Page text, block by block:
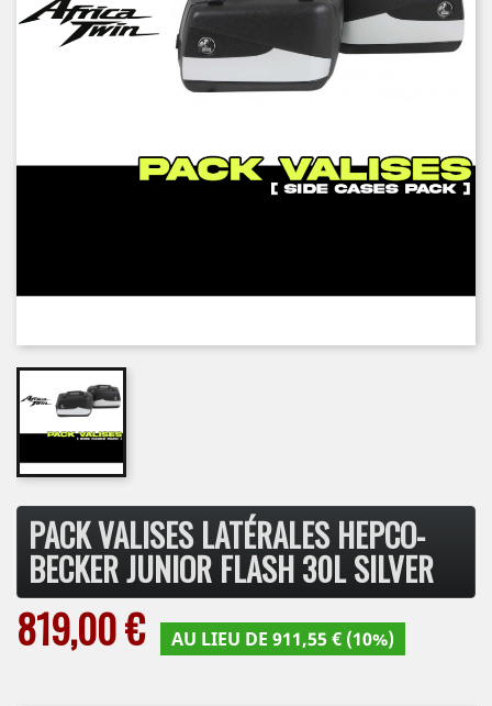
PACK VALISES LATÉRALES HEPCO-
BECKER JUNIOR FLASH 30L SILVER
819,00 € AU LIEU DE 911,55 € (10%)